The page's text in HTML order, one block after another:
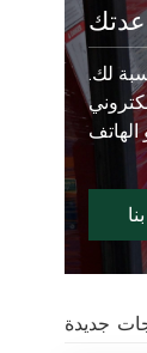
لك.
الإلكتروني
جديدة